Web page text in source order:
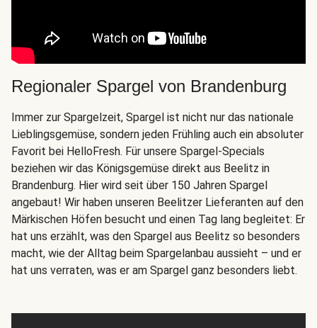
Regionaler Spargel von Brandenburg
Immer zur Spargelzeit, Spargel ist nicht nur das nationale
Lieblingsgemüse, sondern jeden Frühling auch ein absoluter
Favorit bei HelloFresh. Für unsere Spargel-Specials
beziehen wir das Königsgemüse direkt aus Beelitz in
Brandenburg. Hier wird seit über 150 Jahren Spargel
angebaut! Wir haben unseren Beelitzer Lieferanten auf den
Märkischen Höfen besucht und einen Tag lang begleitet: Er
hat uns erzählt, was den Spargel aus Beelitz so besonders
macht, wie der Alltag beim Spargelanbau aussieht – und er
hat uns verraten, was er am Spargel ganz besonders liebt.